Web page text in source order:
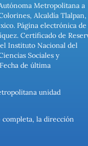
Metropolitana a
Alcaldía Tlalpan,
Página electrónica de
Certificado de
Instituto Nacional del
Sociales y
de última
unidad
completa, la dirección